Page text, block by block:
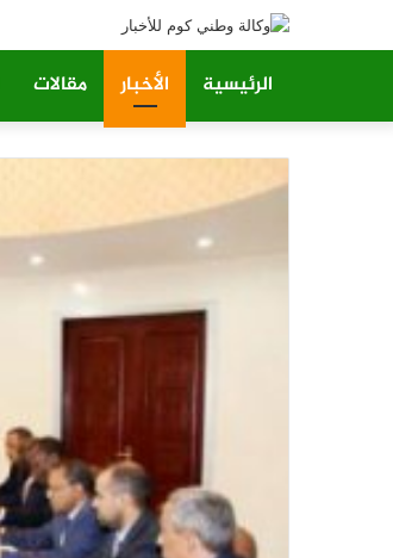
الرئيسية الأخبار مقالات